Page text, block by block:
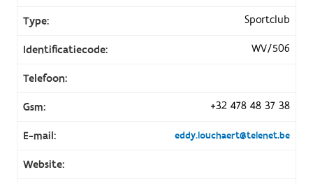
Type: Sportclub
Identificatiecode: WV/506
Telefoon:
Gsm: +32 478 48 37 38
E-mail: eddy.louchaert@telenet.be
Website: